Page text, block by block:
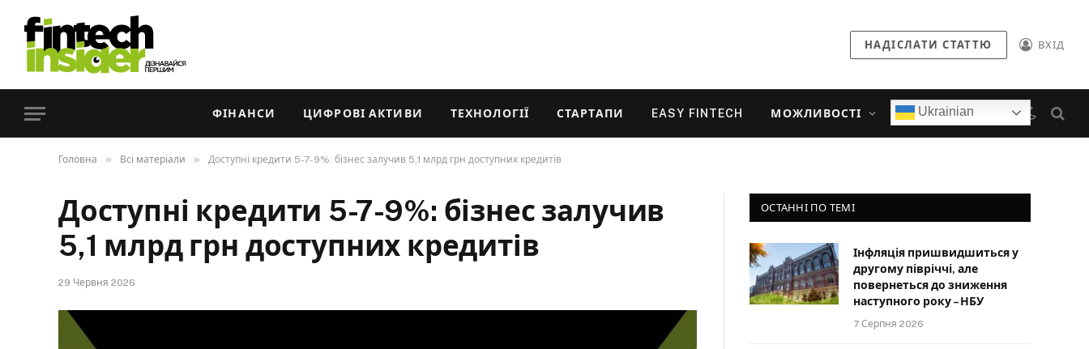
НАДІСЛАТИ СТАТТЮ ВХІД
ФІНАНСИ ЦИФРОВІ АКТИВИ ТЕХНОЛОГІЇ СТАРТАПИ EASY FINTECH МОЖЛИВОСТІ Ukrainian
Головна » Всі матеріали » Доступні кредити 5-7-9%: бізнес залучив 5,1 млрд грн доступних кредитів
Доступні кредити 5-7-9%: бізнес залучив
5,1 млрд грн доступних кредитів
29 Червня 2026
ОСТАННІ ПО ТЕМІ
Інфляція пришвидшиться у
другому півріччі, але
повернеться до зниження
наступного року – НБУ
7 Серпня 2026